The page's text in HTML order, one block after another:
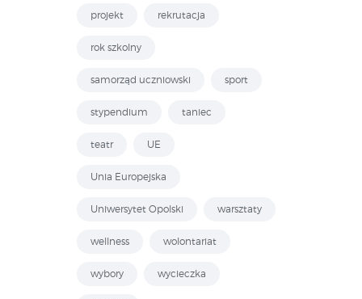
projekt rekrutacja
rok szkolny
samorząd uczniowski sport
stypendium taniec
teatr UE
Unia Europejska
Uniwersytet Opolski warsztaty
wellness wolontariat
wybory wycieczka